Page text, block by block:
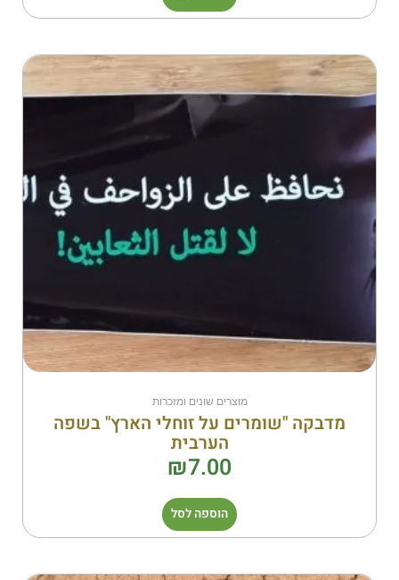
מוצרים שונים ומזכרות
מדבקה "שומרים על זוחלי הארץ" בשפה
הערבית
₪7.00
הוספה לסל